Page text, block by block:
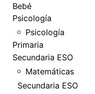
Bebé
Psicología
Psicología
Primaria
Secundaria ESO
Matemáticas
Secundaria ESO